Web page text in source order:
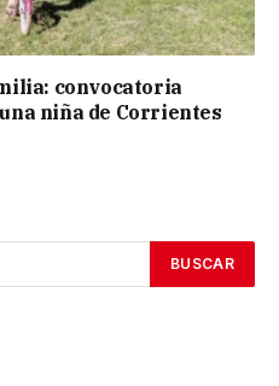
convocatoria
niña de Corrientes